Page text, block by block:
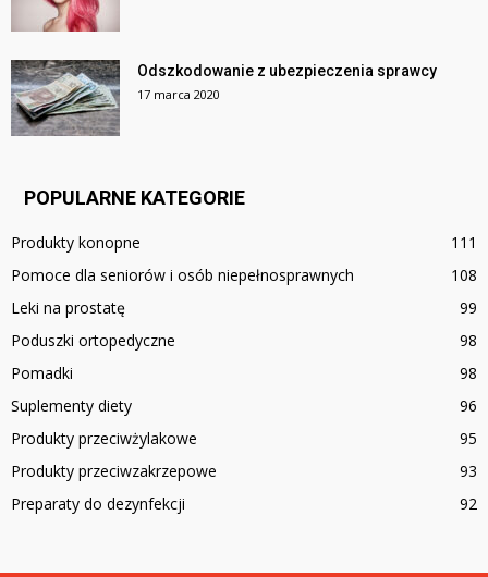
Odszkodowanie z ubezpieczenia sprawcy
17 marca 2020
POPULARNE KATEGORIE
Produkty konopne
111
Pomoce dla seniorów i osób niepełnosprawnych
108
Leki na prostatę
99
Poduszki ortopedyczne
98
Pomadki
98
Suplementy diety
96
Produkty przeciwżylakowe
95
Produkty przeciwzakrzepowe
93
Preparaty do dezynfekcji
92